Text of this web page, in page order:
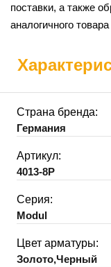
поставки, а также
аналогичного товара
Страна бренда:
Германия
Артикул:
4013-8P
Серия:
Modul
Цвет арматуры:
Золото,Черный